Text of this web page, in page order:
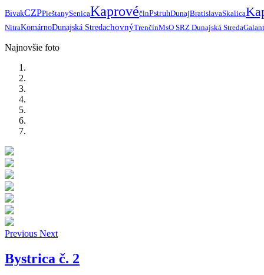
BivakCZPPieštanySenicaKaprovéčlnPstruhDunajBratislavaSkalica
NitraKomárnoDunajská StredachovnýTrenčínMsO SRZ Dunajská Streda
Najnovšie foto
Previous Next
Bystrica č. 2